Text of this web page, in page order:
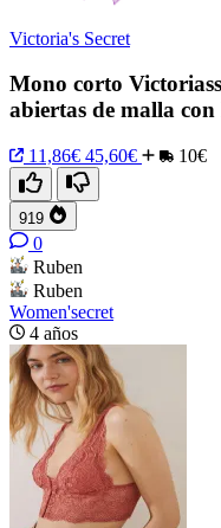
Victoria's Secret
Mono corto
abiertas de malla
11,86€ 45,60€ 10€
919
0
Ruben
Ruben
Women'secret
4 años